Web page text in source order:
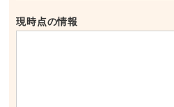
現時点の情報